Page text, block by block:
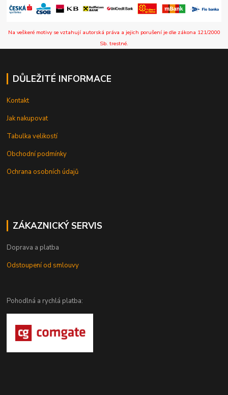
Na veškeré motivy se vztahují autorská práva a jejich porušení je dle zákona 121/2000
Sb. trestné.
DŮLEŽITÉ INFORMACE
Kontakt
Jak nakupovat
Tabulka velikostí
Obchodní podmínky
Ochrana osobních údajů
ZÁKAZNICKÝ SERVIS
Doprava a platba
Odstoupení od smlouvy
Pohodlná a rychlá platba: